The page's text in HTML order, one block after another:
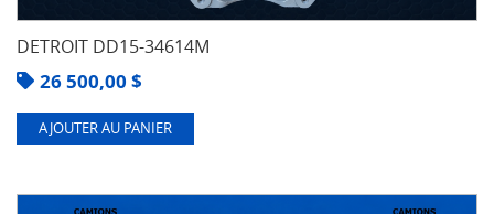
DETROIT DD15-34614M
26 500,00 $
AJOUTER AU PANIER